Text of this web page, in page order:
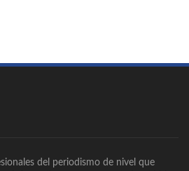
del periodismo de nivel que